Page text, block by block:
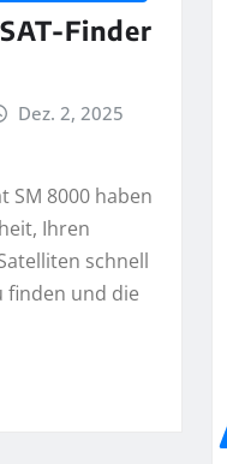
Finder
Dez. 2, 2025
SM 8000 haben
Ihren
schnell
finden und die